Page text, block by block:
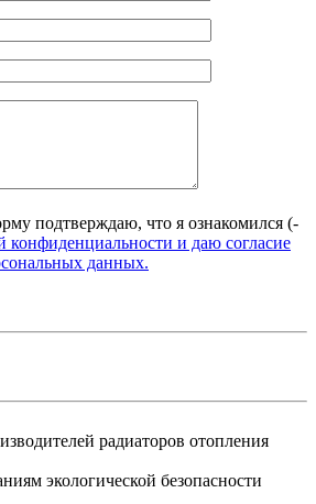
подтверждаю, что я ознакомился (-
конфиденциальности и даю согласие
данных.
радиаторов отопления
экологической безопасности